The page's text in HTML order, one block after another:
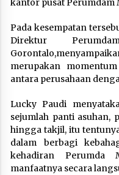
kantor pusat Perumdam
Pada kesempatan
Direktur
merupakan
antara perusahaan
Lucky Paudi
sejumlah panti asuhan,
hingga takjil, itu
dalam berbagi
kehadiran Perumda
manfaatnya secara